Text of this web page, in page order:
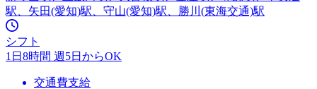
駅、矢田(愛知)駅、守山(愛知)駅、勝川(東海交通)駅
シフト
1日8時間 週5日からOK
交通費支給